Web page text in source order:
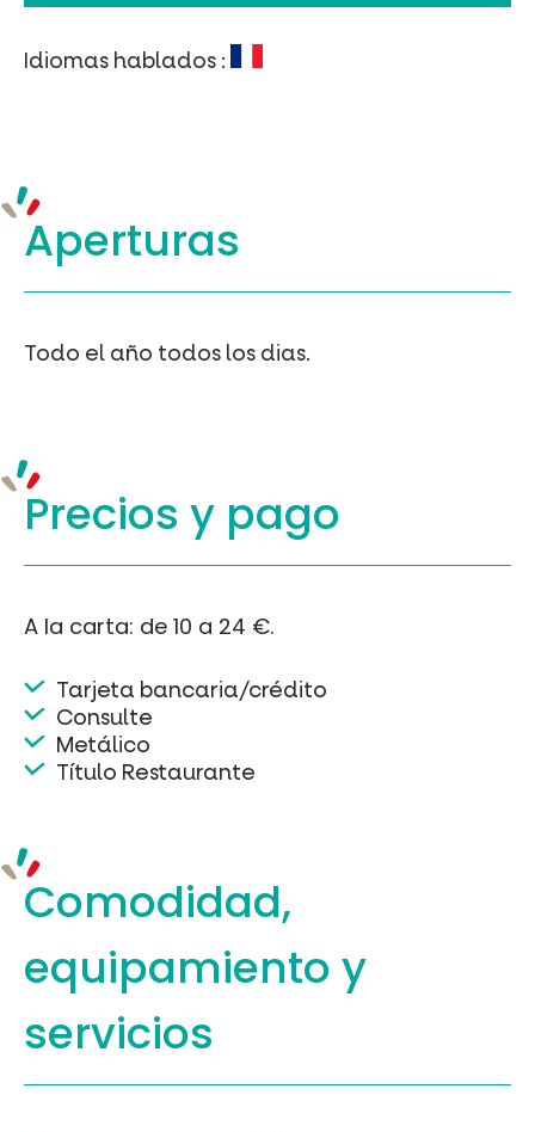
Idiomas hablados :
Aperturas
Todo el año todos los dias.
Precios y pago
A la carta: de 10 a 24 €.
Tarjeta bancaria/crédito
Consulte
Metálico
Título Restaurante
Comodidad,
equipamientoy
servicios